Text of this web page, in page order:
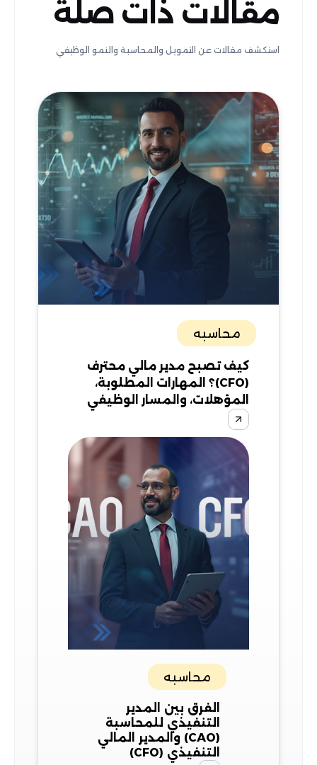
مقالات ذات صلة
استكشف مقالات عن التمويل والمحاسبة والنمو الوظيفي
محاسبه
كيف تصبح مدير مالي محترف
(CFO)؟ المهارات المطلوبة،
المؤهلات، والمسار الوظيفي
محاسبه
الفرق بين المدير
التنفيذي للمحاسبة
(CAO) والمدير المالي
التنفيذي (CFO)